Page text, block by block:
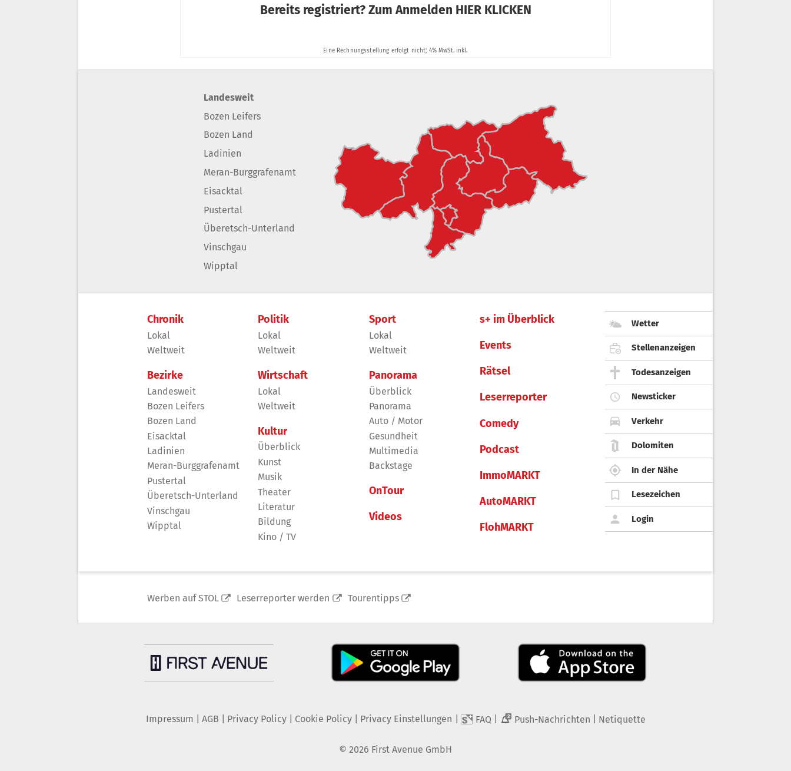
Landesweit
Bozen Leifers
Bozen Land
Ladinien
Meran-Burggrafenamt
Eisacktal
Pustertal
Überetsch-Unterland
Vinschgau
Wipptal
Chronik
Lokal
Weltweit
Bezirke
Landesweit
Bozen Leifers
Bozen Land
Eisacktal
Ladinien
Meran-Burggrafenamt
Pustertal
Überetsch-Unterland
Vinschgau
Wipptal
Politik
Lokal
Weltweit
Wirtschaft
Lokal
Weltweit
Kultur
Überblick
Kunst
Musik
Theater
Literatur
Bildung
Kino / TV
Sport
Lokal
Weltweit
Panorama
Überblick
Panorama
Auto / Motor
Gesundheit
Multimedia
Backstage
OnTour
Videos
s+ im Überblick
Events
Rätsel
Leserreporter
Comedy
Podcast
ImmoMARKT
AutoMARKT
FlohMARKT
Wetter
Stellenanzeigen
Todesanzeigen
Newsticker
Verkehr
Dolomiten
In der Nähe
Lesezeichen
Login
Werben auf STOL Leserreporter werden Tourentipps
Impressum AGB Privacy Policy| Cookie Policy| Privacy Einstellungen FAQ 2 Push-Nachrichten Netiquette
© 2026 First Avenue GmbH